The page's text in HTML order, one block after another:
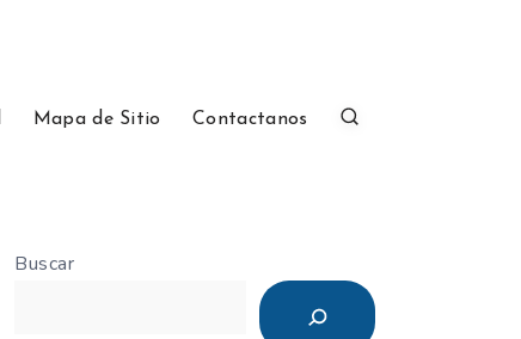
Mapa de Sitio Contactanos
Buscar